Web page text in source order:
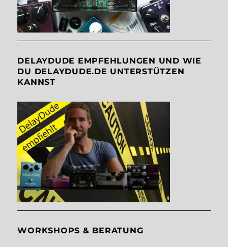
DELAYDUDE EMPFEHLUNGEN UND WIE
DU DELAYDUDE.DE UNTERSTÜTZEN
KANNST
WORKSHOPS & BERATUNG